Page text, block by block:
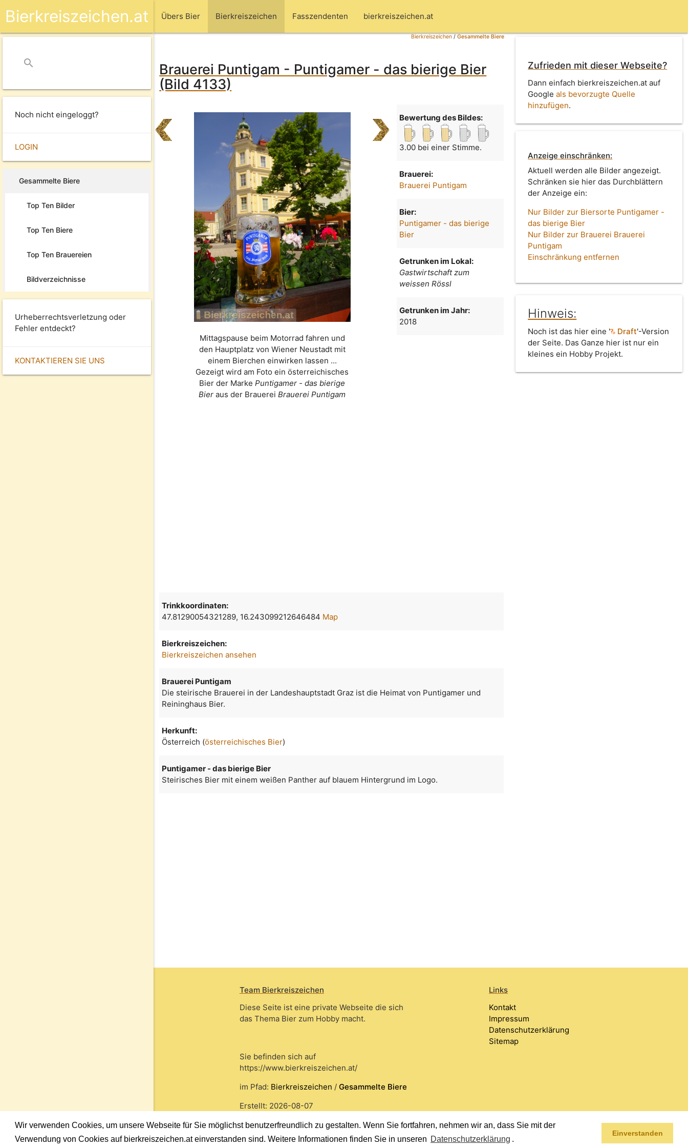
Wir verwenden Cookies, um unsere Webseite für Sie möglichst benutzerfreundlich zu gestalten. Wenn Sie fortfahren, nehmen wir an, dass Sie mit der
Verwendung von Cookies auf bierkreiszeichen.at einverstanden sind. Weitere Informationen finden Sie in unseren Datenschutzerklärung .
Einverstanden
Übers Bier Bierkreiszeichen Fasszendenten bierkreiszeichen.at
Bierkreiszeichen.at
search
Noch nicht eingeloggt?
LOGIN
Gesammelte Biere
Top Ten Bilder
Top Ten Biere
Top Ten Brauereien
Bildverzeichnisse
Urheberrechtsverletzung oder
Fehler entdeckt?
KONTAKTIEREN SIE UNS
Bierkreiszeichen/Gesammelte Biere
Brauerei Puntigam - Puntigamer - das bierige Bier
(Bild 4133)
Mittagspause beim Motorrad fahren und
den Hauptplatz von Wiener Neustadt mit
einem Bierchen einwirken lassen ...
Gezeigt wird am Foto ein österreichisches
Bier der MarkePuntigamer - das bierige
Bier aus der BrauereiBrauerei Puntigam
Bewertung des Bildes:
3.00 bei einer Stimme.
Brauerei:
Brauerei Puntigam
Bier:
Puntigamer - das bierige
Bier
Getrunken im Lokal:
Gastwirtschaft zum
weissen Rössl
Getrunken im Jahr:
2018
Zufrieden mit dieser Webseite?
Dann einfach bierkreiszeichen.at auf
Googleals bevorzugte Quelle
hinzufügen.
Anzeige einschränken:
Aktuell werden alle Bilder angezeigt.
Schränken sie hier das Durchblättern
der Anzeige ein:
Nur Bilder zur Biersorte Puntigamer -
das bierige Bier
Nur Bilder zur Brauerei Brauerei
Puntigam
Einschränkung entfernen
Hinweis:
Noch ist das hier eine ' Draft'-Version
der Seite. Das Ganze hier ist nur ein
kleines ein Hobby Projekt.
Trinkkoordinaten:
47.81290054321289, 16.243099212646484 Map
Bierkreiszeichen:
Bierkreiszeichen ansehen
Brauerei Puntigam
Die steirische Brauerei in der Landeshauptstadt Graz ist die Heimat von Puntigamer und
Reininghaus Bier.
Herkunft:
Österreich (österreichisches Bier)
Puntigamer - das bierige Bier
Steirisches Bier mit einem weißen Panther auf blauem Hintergrund im Logo.
Team Bierkreiszeichen
Diese Seite ist eine private Webseite die sich
das Thema Bier zum Hobby macht.
Sie befinden sich auf
https://www.bierkreiszeichen.at/
im Pfad: Bierkreiszeichen / Gesammelte Biere
Erstellt: 2026-08-07
Links
Kontakt
Impressum
Datenschutzerklärung
Sitemap
© 2020 Copyright Team Bierkreiszeichen Impressum